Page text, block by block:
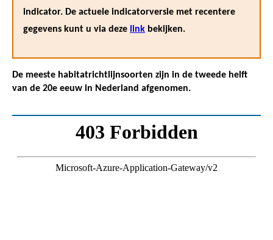
indicator. De actuele indicatorversie met recentere
gegevens kunt u via deze link bekijken.
De meeste habitatrichtlijnsoorten zijn in de tweede helft
van de 20e eeuw in Nederland afgenomen.